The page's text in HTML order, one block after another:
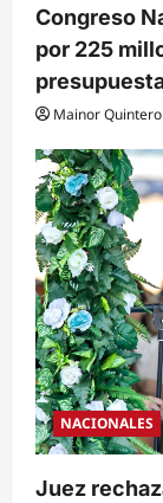
Congreso
por 225
Mainor Quintero
NACIONALES
Juez